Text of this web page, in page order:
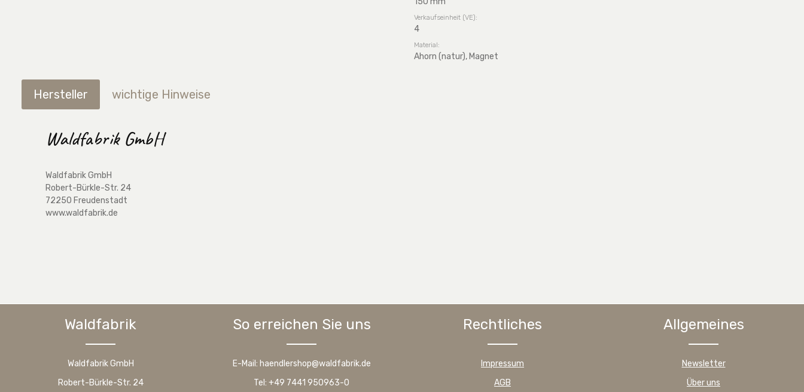
Verkaufseinheit (VE):
4
Material:
Ahorn (natur), Magnet
Hersteller wichtige Hinweise
Waldfabrik GmbH
Waldfabrik GmbH
Robert-Bürkle-Str. 24
72250 Freudenstadt
www.waldfabrik.de
Waldfabrik
Waldfabrik GmbH
Robert-Bürkle-Str. 24
So erreichen Sie uns
E-Mail: haendlershop@waldfabrik.de
Tel: +49 7441 950963-0
Rechtliches
Impressum
AGB
Allgemeines
Newsletter
Über uns